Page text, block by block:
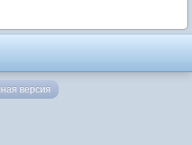
версия